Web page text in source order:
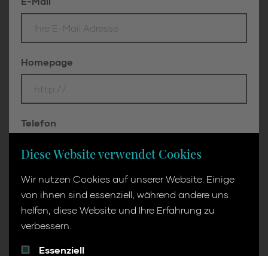
Homepage
Telefon
Ihre Nachricht
Diese Website verwendet Cookies
Wir nutzen Cookies auf unserer Website. Einige
von ihnen sind essenziell, während andere uns
helfen, diese Website und Ihre Erfahrung zu
verbessern.
Essenziell